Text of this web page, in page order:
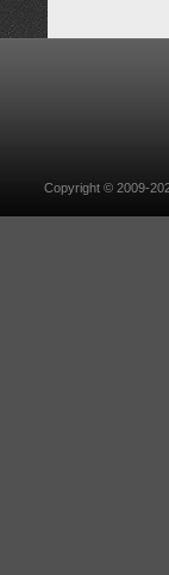
Copyright © 2009-